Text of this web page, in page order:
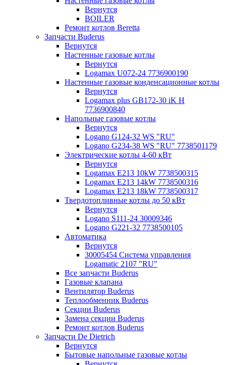
Вернутся
BOILER
Ремонт котлов Beretta
Запчасти Buderus
Вернутся
Настенные газовые котлы
Вернутся
Logamax U072-24 7736900190
Настенные газовые конденсационные котлы
Вернутся
Logamax plus GB172-30 iK H
7736900840
Напольные газовые котлы
Вернутся
Logano G124-32 WS "RU"
Logano G234-38 WS "RU" 7738501179
Электрические котлы 4-60 кВт
Вернутся
Logamax E213 10kW 7738500315
Logamax E213 14kW 7738500316
Logamax E213 18kW 7738500317
Твердотопливные котлы до 50 кВт
Вернутся
Logano S111-24 30009346
Logano G221-32 7738500105
Автоматика
Вернутся
30005454 Система управления
Logamatic 2107 "RU"
Все запчасти Buderus
Газовые клапана
Вентилятор Buderus
Теплообменник Buderus
Секции Buderus
Замена секции Buderus
Ремонт котлов Buderus
Запчасти De Dietrich
Вернутся
Бытовые напольные газовые котлы